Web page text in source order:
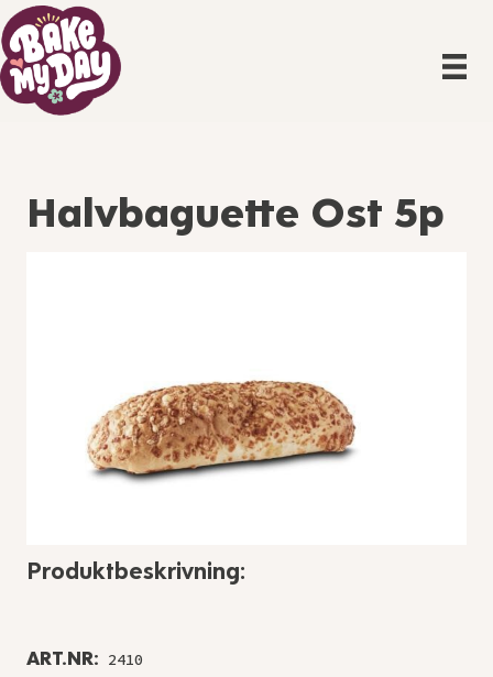
Halvbaguette Ost 5p
Produktbeskrivning:
ART.NR: 2410